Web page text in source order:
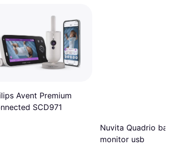
Avent Premium
SCD971
Nuvita Quadrio baby
monitor usb